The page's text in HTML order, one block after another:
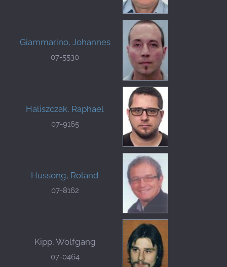
Giammarino, Johannes
07-5530
Haliszczak, Raphael
07-9165
Hussong, Roland
07-8162
Kipp, Wolfgang
07-0464